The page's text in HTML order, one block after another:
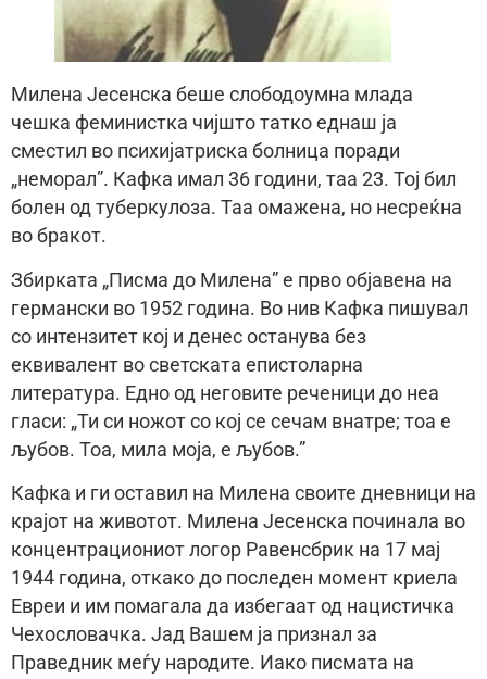
Милена Јесенска беше слободоумна млада
чешка феминистка чијшто татко еднаш ја
сместил во психијатриска болница поради
„неморал”. Кафка имал 36 години, таа 23. Тој бил
болен од туберкулоза. Таа омажена, но несреќна
во бракот.
Збирката „Писма до Милена” е прво објавена на
германски во 1952 година. Во нив Кафка пишувал
со интензитет кој и денес останува без
еквивалент во светската епистоларна
литература. Едно од неговите реченици до неа
гласи: „Ти си ножот со кој се сечам внатре; тоа е
љубов. Тоа, мила моја, е љубов.”
Кафка и ги оставил на Милена своите дневници на
крајот на животот. Милена Јесенска починала во
концентрациониот логор Равенсбрик на 17 мај
1944 година, откако до последен момент криела
Евреи и им помагала да избегаат од нацистичка
Чехословачка. Јад Вашем ја признал за
Праведник меѓу народите. Иако писмата на